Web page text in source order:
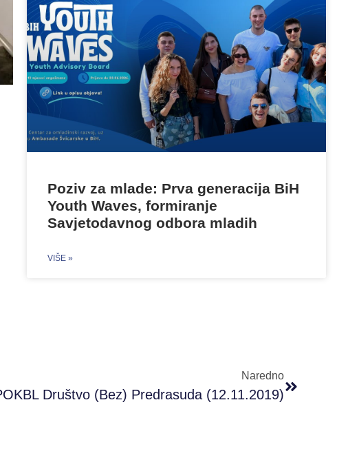
Poziv za mlade: Prva generacija BiH
Youth Waves, formiranje
Savjetodavnog odbora mladih
VIŠE »
Naredno
Društvo (bez) Predrasuda (12.11.2019)